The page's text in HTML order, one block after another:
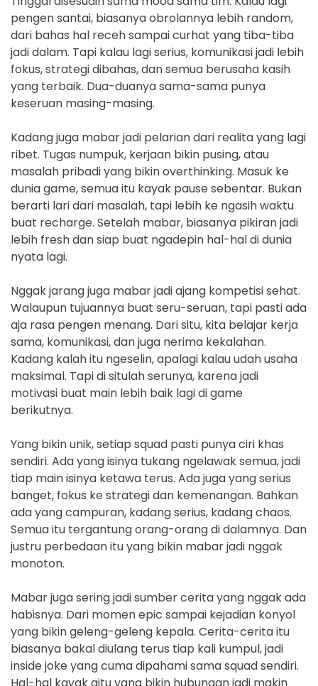
pengen santai, biasanya obrolannya lebih random,
dari bahas hal receh sampai curhat yang tiba-tiba
jadi dalam. Tapi kalau lagi serius, komunikasi jadi lebih
fokus, strategi dibahas, dan semua berusaha kasih
yang terbaik. Dua-duanya sama-sama punya
keseruan masing-masing.
Kadang juga mabar jadi pelarian dari realita yang lagi
ribet. Tugas numpuk, kerjaan bikin pusing, atau
masalah pribadi yang bikin overthinking. Masuk ke
dunia game, semua itu kayak pause sebentar. Bukan
berarti lari dari masalah, tapi lebih ke ngasih waktu
buat recharge. Setelah mabar, biasanya pikiran jadi
lebih fresh dan siap buat ngadepin hal-hal di dunia
nyata lagi.
Nggak jarang juga mabar jadi ajang kompetisi sehat.
Walaupun tujuannya buat seru-seruan, tapi pasti ada
aja rasa pengen menang. Dari situ, kita belajar kerja
sama, komunikasi, dan juga nerima kekalahan.
Kadang kalah itu ngeselin, apalagi kalau udah usaha
maksimal. Tapi di situlah serunya, karena jadi
motivasi buat main lebih baik lagi di game
berikutnya.
Yang bikin unik, setiap squad pasti punya ciri khas
sendiri. Ada yang isinya tukang ngelawak semua, jadi
tiap main isinya ketawa terus. Ada juga yang serius
banget, fokus ke strategi dan kemenangan. Bahkan
ada yang campuran, kadang serius, kadang chaos.
Semua itu tergantung orang-orang di dalamnya. Dan
justru perbedaan itu yang bikin mabar jadi nggak
monoton.
Mabar juga sering jadi sumber cerita yang nggak ada
habisnya. Dari momen epic sampai kejadian konyol
yang bikin geleng-geleng kepala. Cerita-cerita itu
biasanya bakal diulang terus tiap kali kumpul, jadi
inside joke yang cuma dipahami sama squad sendiri.